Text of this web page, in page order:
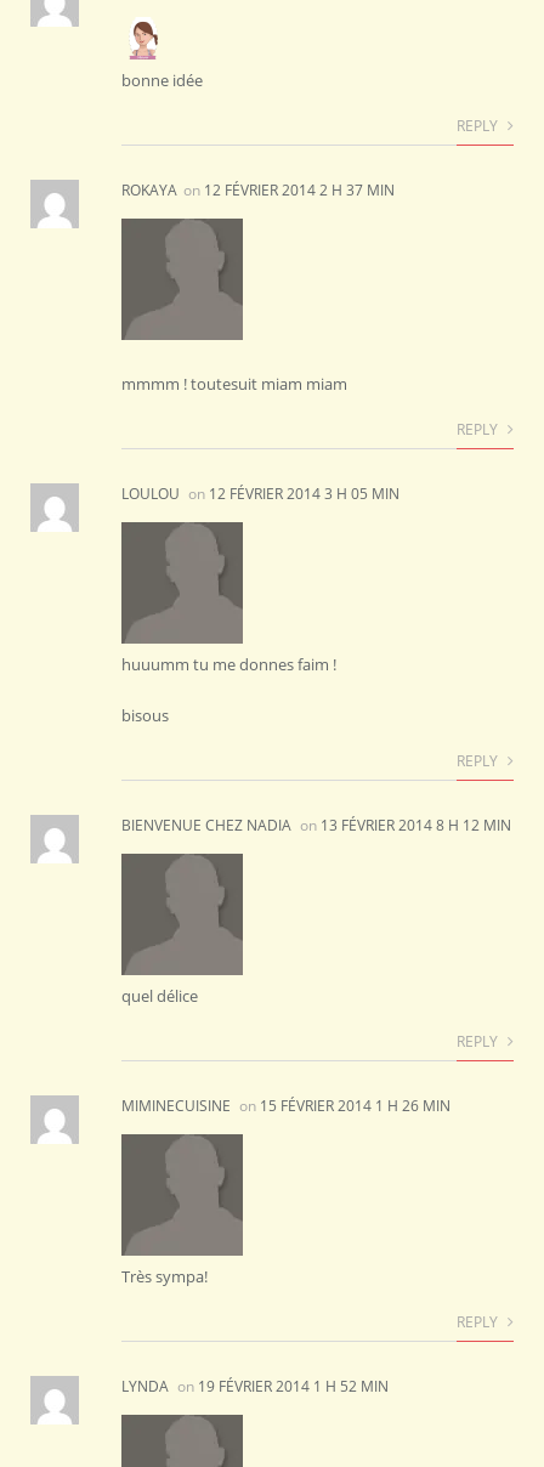
bonne idée
REPLY
ROKAYA on 12 FÉVRIER 2014 2 H 37 MIN
mmmm ! toutesuit miam miam
REPLY
LOULOU on 12 FÉVRIER 2014 3 H 05 MIN
huuumm tu me donnes faim !
bisous
REPLY
BIENVENUE CHEZ NADIA on 13 FÉVRIER 2014 8 H 12 MIN
quel délice
REPLY
MIMINECUISINE on 15 FÉVRIER 2014 1 H 26 MIN
Très sympa!
REPLY
LYNDA on 19 FÉVRIER 2014 1 H 52 MIN